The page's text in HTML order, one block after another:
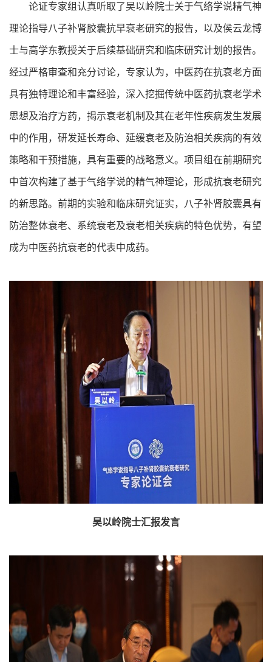
论证专家组认真听取了吴以岭院士关于气络学说精气神
理论指导八子补肾胶囊抗早衰老研究的报告，以及侯云龙博
士与高学东教授关于后续基础研究和临床研究计划的报告。
经过严格审查和充分讨论，专家认为，中医药在抗衰老方面
具有独特理论和丰富经验，深入挖掘传统中医药抗衰老学术
思想及治疗方药，揭示衰老机制及其在老年性疾病发生发展
中的作用，研发延长寿命、延缓衰老及防治相关疾病的有效
策略和干预措施，具有重要的战略意义。项目组在前期研究
中首次构建了基于气络学说的精气神理论，形成抗衰老研究
的新思路。前期的实验和临床研究证实，八子补肾胶囊具有
防治整体衰老、系统衰老及衰老相关疾病的特色优势，有望
成为中医药抗衰老的代表中成药。
吴以岭院士汇报发言